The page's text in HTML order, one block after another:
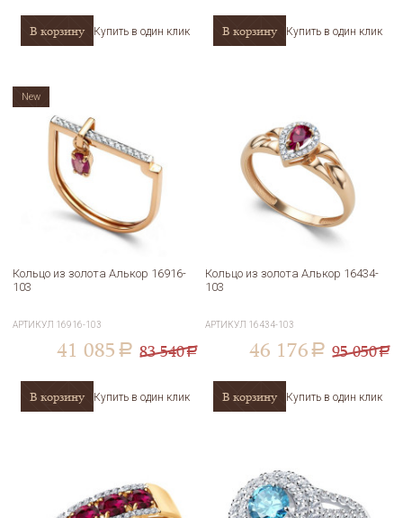
В корзину Купить в один клик В корзину Купить в один клик
Кольцо из золота Алькор 16916-
103
АРТИКУЛ 16916-103
41 085 a 83 540a
В корзину Купить в один клик
New
Кольцо из золота Алькор 16434-
103
АРТИКУЛ 16434-103
46 176 a 95 050a
В корзину Купить в один клик